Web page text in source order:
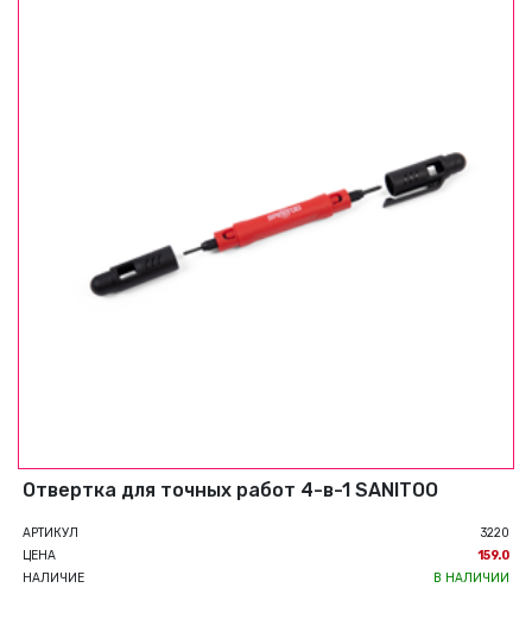
Отвертка для точных работ 4-в-1 SANITOO
АРТИКУЛ
3220
ЦЕНА
159.0
НАЛИЧИЕ
В НАЛИЧИИ